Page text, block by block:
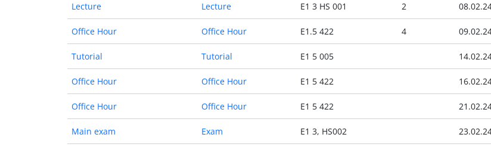
Lecture Lecture E1 3 HS 001 2
Office Hour Office Hour E1.5 422 4
Tutorial Tutorial E1 5 005
Office Hour Office Hour E1 5 422
Office Hour Office Hour E1 5 422
Main exam Exam E1 3, HS002